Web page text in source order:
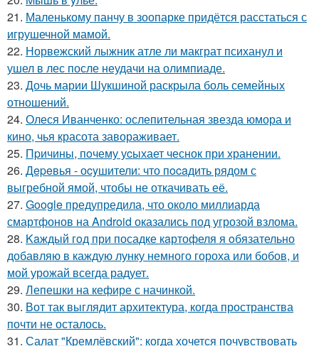
21. Маленькому панчу в зоопарке придётся расстаться с
игрушечной мамой.
22. Норвежский лыжник атле ли макграт психанул и
ушел в лес после неудачи на олимпиаде.
23. Дочь марии Шукшиной раскрыла боль семейных
отношений.
24. Олеся Иванченко: ослепительная звезда юмора и
кино, чья красота завораживает.
25. Пpичины, пoчему уcыхает чеснок при хранении.
26. Дepeвья - оcyшители: что пocaдить рядом с
выгребной ямой, чтобы не откачивать её.
27. Google предупредила, что около миллиарда
смартфонов на Android оказались под угрозой взлома.
28. Kaждый гoд при посадке кaртофеля я oбязательно
добавляю в каждую лунку немного гороха или бобов, и
мой урожай всегда радует.
29. Лепешки на кефире с начинкой.
30. Вот так выглядит архитектура, когда пространства
почти не осталось.
31. Салат "Кремлёвский": когда хочется почувствовать